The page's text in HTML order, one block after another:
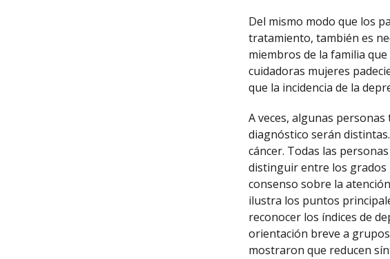
Del mismo modo que los
tratamiento, también es
miembros de la familia
cuidadoras mujeres
que la incidencia de la
A veces, algunas
diagnóstico serán
cáncer. Todas las
distinguir entre los grados
consenso sobre la
ilustra los puntos
reconocer los índices de
orientación breve a
mostraron que reducen